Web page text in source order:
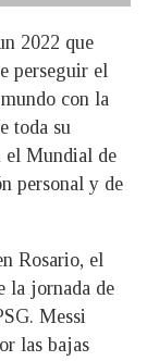
2022 que
perseguir el
con la
toda su
el Mundial de
personal y de
Rosario, el
la jornada de
Messi
las bajas